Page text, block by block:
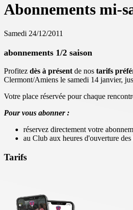
Abonnements mi-
Samedi 24/12/2011
abonnements 1/2 saison
Profitez dès à présent de nos tarifs
Clermont/Amiens le samedi 14 janvier,
Votre place réservée pour chaque
Pour vous abonner :
réservez directement votre
au Club aux heures d'ouverture
Tarifs